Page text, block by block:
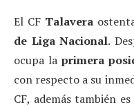
El CF Talavera
de Liga Nacional.
ocupa laprimera
con respecto a su
CF, además también es